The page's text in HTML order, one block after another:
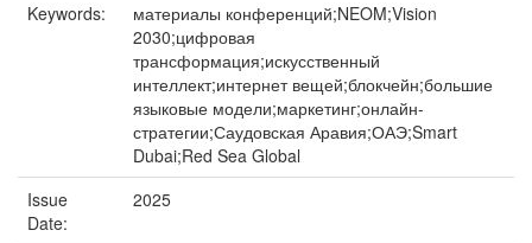
Keywords:
материалы конференций;NEOM;Vision
2030;цифровая
трансформация;искусственный
интеллект;интернет вещей;блокчейн;большие
языковые модели;маркетинг;онлайн-
стратегии;Саудовская Аравия;ОАЭ;Smart
Dubai;Red Sea Global
Issue
Date:
2025